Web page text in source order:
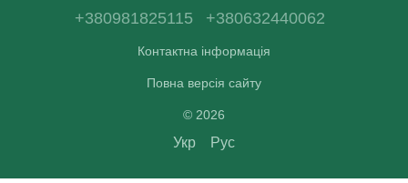
+380981825115 +380632440062
Контактна інформація
Повна версія сайту
© 2026
Укр Рус